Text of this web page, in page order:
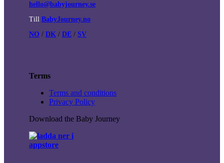
hello@babyjourney.se
Till BabyJourney.no
NO / DK / DE / SV
Terms
Terms and conditions
Privacy Policy
Download the Baby Journey